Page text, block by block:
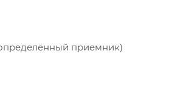
приемник)